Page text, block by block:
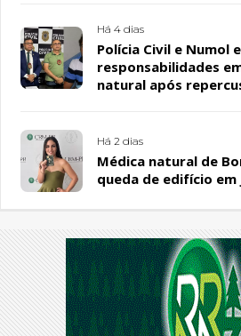
Há 4 dias
Polícia Civil e Numol
responsabilidades
natural após
Há 2 dias
Médica natural de
queda de edifício em